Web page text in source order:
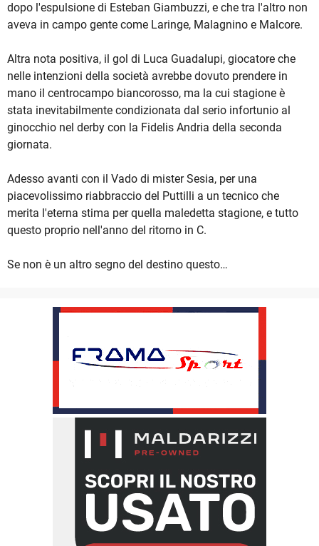
dopo l'espulsione di Esteban Giambuzzi, e che tra l'altro non
aveva in campo gente come Laringe, Malagnino e Malcore.
Altra nota positiva, il gol di Luca Guadalupi, giocatore che
nelle intenzioni della società avrebbe dovuto prendere in
mano il centrocampo biancorosso, ma la cui stagione è
stata inevitabilmente condizionata dal serio infortunio al
ginocchio nel derby con la Fidelis Andria della seconda
giornata.
Adesso avanti con il Vado di mister Sesia, per una
piacevolissimo riabbraccio del Puttilli a un tecnico che
merita l'eterna stima per quella maledetta stagione, e tutto
questo proprio nell'anno del ritorno in C.
Se non è un altro segno del destino questo…